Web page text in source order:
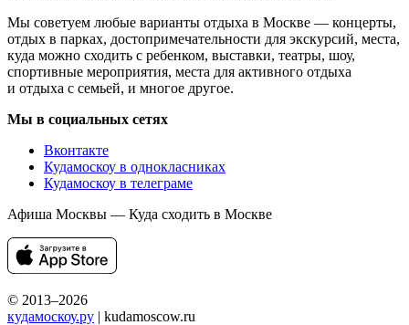
Мы советуем любые варианты отдыха в Москве — концерты,
отдых в парках, достопримечательности для экскурсий, места,
куда можно сходить с ребенком, выставки, театры, шоу,
спортивные мероприятия, места для активного отдыха
и отдыха с семьей, и многое другое.
Мы в социальных сетях
Вконтакте
Кудамоскоу в однокласниках
Кудамоскоу в телеграме
Афиша Москвы — Куда сходить в Москве
© 2013–2026
кудамоскоу.ру | kudamoscow.ru